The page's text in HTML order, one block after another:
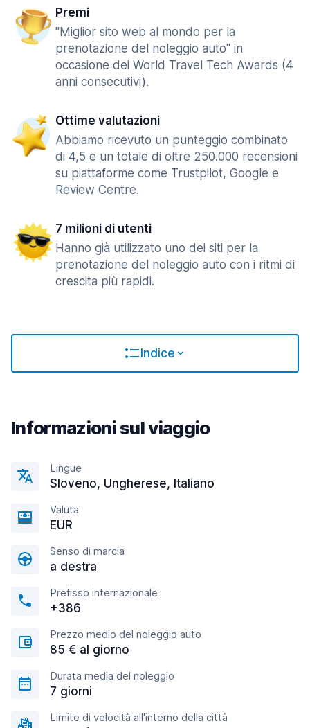
Premi
"Miglior sito web al mondo per la
prenotazione del noleggio auto" in
occasione dei World Travel Tech Awards (4
anni consecutivi).
Ottime valutazioni
Abbiamo ricevuto un punteggio combinato
di 4,5 e un totale di oltre 250.000 recensioni
su piattaforme come Trustpilot, Google e
Review Centre.
7 milioni di utenti
Hanno già utilizzato uno dei siti per la
prenotazione del noleggio auto con i ritmi di
crescita più rapidi.
Indice
Informazioni sul viaggio
Lingue
Sloveno, Ungherese, Italiano
Valuta
EUR
Senso di marcia
a destra
Prefisso internazionale
+386
Prezzo medio del noleggio auto
85 € al giorno
Durata media del noleggio
7 giorni
Limite di velocità all'interno della città